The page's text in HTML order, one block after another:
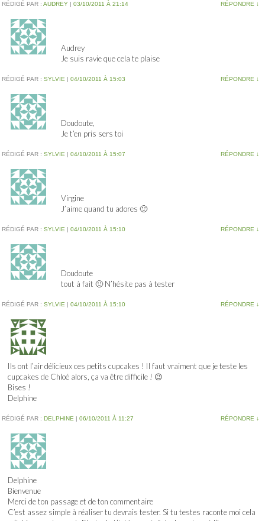
RÉDIGÉ PAR : AUDREY | 03/10/2011 À 21:14 RÉPONDRE ↓
Audrey
Je suis ravie que cela te plaise
RÉDIGÉ PAR : SYLVIE | 04/10/2011 À 15:03 RÉPONDRE ↓
Doudoute,
Je t’en pris sers toi
RÉDIGÉ PAR : SYLVIE | 04/10/2011 À 15:07 RÉPONDRE ↓
Virgine
J’aime quand tu adores 🙂
RÉDIGÉ PAR : SYLVIE | 04/10/2011 À 15:10 RÉPONDRE ↓
Doudoute
tout à fait 🙂 N’hésite pas à tester
RÉDIGÉ PAR : SYLVIE | 04/10/2011 À 15:10 RÉPONDRE ↓
Ils ont l’air délicieux ces petits cupcakes ! Il faut vraiment que je teste les
cupcakes de Chloé alors, ça va être difficile ! 😉
Bises !
Delphine
RÉDIGÉ PAR : DELPHINE | 06/10/2011 À 11:27 RÉPONDRE ↓
Delphine
Bienvenue
Merci de ton passage et de ton commentaire
C’est assez simple à réaliser tu devrais tester. Si tu testes raconte moi cela